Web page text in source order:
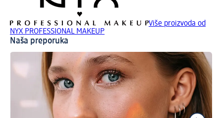
Više proizvoda od
NYX PROFESSIONAL MAKEUP
Naša preporuka